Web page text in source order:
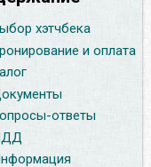
хэтчбека
и оплата
ответы